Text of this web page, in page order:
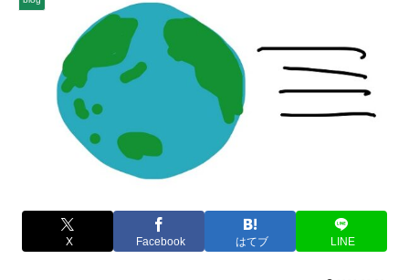
X Facebook はてブ LINE